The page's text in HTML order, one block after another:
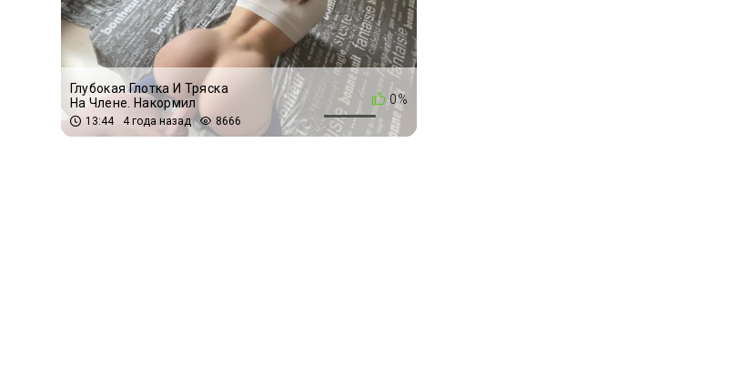
0%
Глубокая Глотка И Тряска
На Члене. Накормил
Фитоняшку Спермой После
13:44 4 года назад 8666